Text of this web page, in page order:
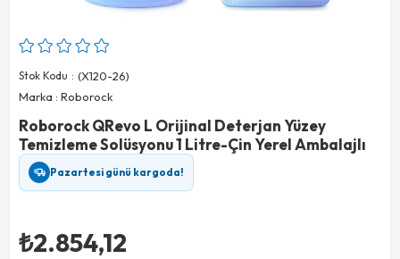
Stok Kodu
(X120-26)
Marka : Roborock
Roborock QRevo L Orijinal Deterjan Yüzey
Temizleme Solüsyonu 1 Litre-Çin Yerel Ambalajlı
Pazartesi günü kargoda!
₺2.854,12